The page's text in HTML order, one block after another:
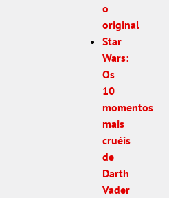
o
original
Star
Wars:
Os
10
momentos
mais
cruéis
de
Darth
Vader